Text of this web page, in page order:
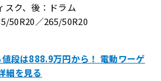
ク、後：ドラム
50R20／265/50R20
値段は888.9万円から！ 電動ワーゲ
細を見る